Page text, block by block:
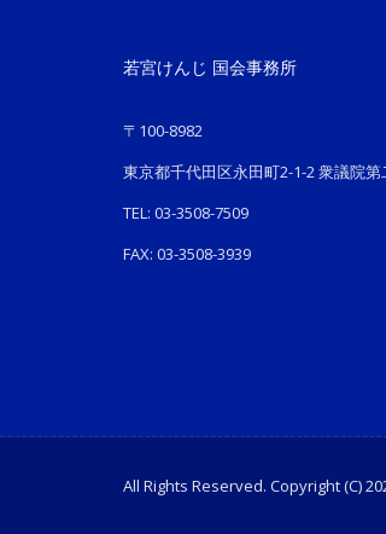
若宮けんじ 国会事務所
〒100-8982
東京都千代田区永田町2-1-2 衆議院
TEL: 03-3508-7509
FAX: 03-3508-3939
All Rights Reserved. Copyright (C)